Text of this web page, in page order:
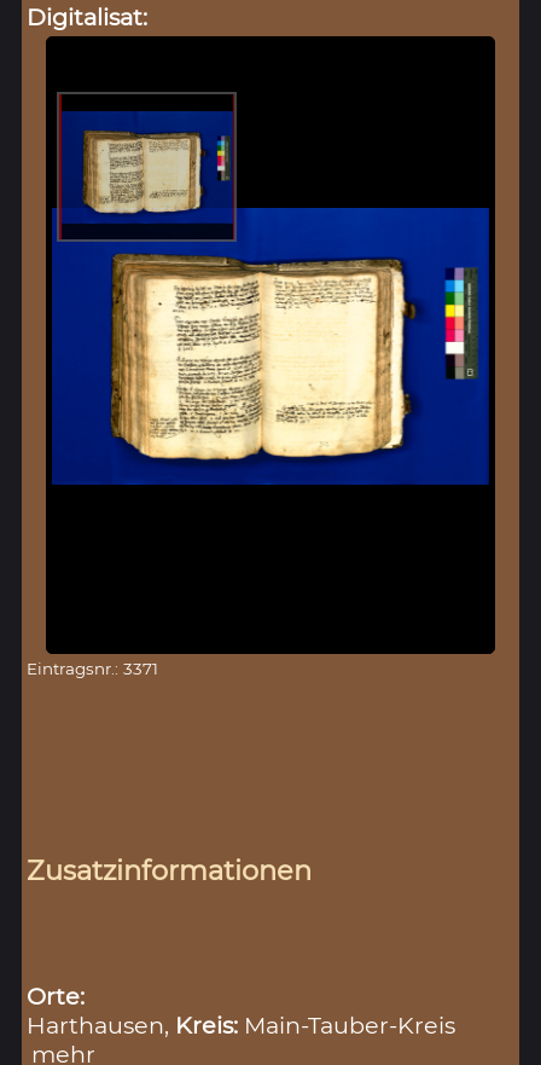
Digitalisat:
Eintragsnr.: 3371
Zusatzinformationen
Orte:
Harthausen, Kreis: Main-Tauber-Kreis
mehr